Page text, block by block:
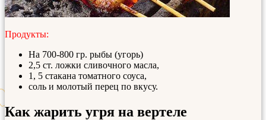
Продукты:
На 700-800 гр. рыбы (угорь)
2,5 ст. ложки сливочного масла,
1, 5 стакана томатного соуса,
соль и молотый перец по вкусу.
Как жарить угря на вертеле